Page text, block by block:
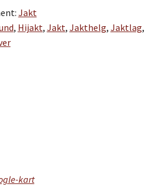
Jakt
, Hijakt, Jakt, Jakthelg, Jaktlag,
kart